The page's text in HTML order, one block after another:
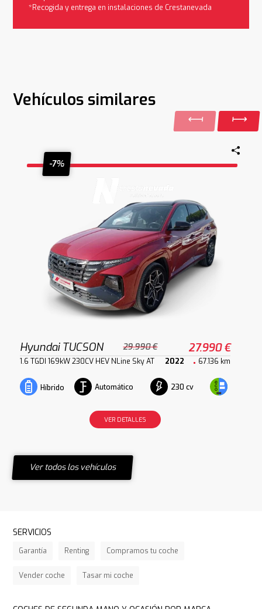
*Recogida y entrega en instalaciones de Crestanevada
Vehículos similares
-7%
Hyundai TUCSON 29.990 € 27.990 €
1.6 TGDI 169kW 230CV HEV NLine Sky AT 2022 67.136 km
Híbrido Automático 230 cv
VER DETALLES
Ver todos los vehículos
SERVICIOS
Garantía Renting Compramos tu coche
Vender coche Tasar mi coche